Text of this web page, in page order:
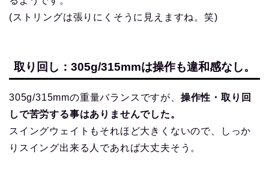
(ストリングは張りにくそうに見えますね。笑)
取り回し：305g/315mmは操作も違和感なし。
305g/315mmの重量バランスですが、 操作性・取り回
しで苦労する事はありませんでした。
スイングウェイトもそれほど大きくないので、しっか
りスイング出来る人であれば大丈夫そう。